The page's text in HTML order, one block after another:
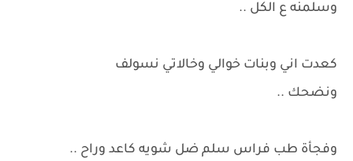
وسلمنه ع الكل ..
كعدت اني وبنات خوالي وخالاتي نسولف
ونضحك ..
وفجأة طب فراس سلم ضل شويه كاعد وراح ..